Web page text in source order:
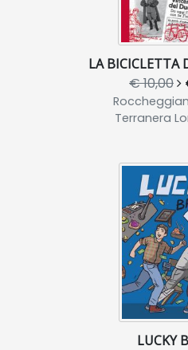
LA BICICLETTA
€ 10,00
Terranera
LUCKY